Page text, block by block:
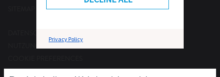
Privacy Policy
NUTZUNGSBEDINGUNGEN